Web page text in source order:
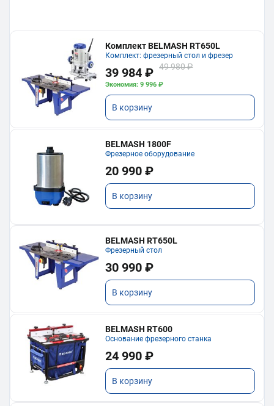
Комплект BELMASH RT650L
Комплект: фрезерный стол и фрезер
39 984 ₽ 49 980 ₽
Экономия: 9 996 ₽
В корзину
BELMASH 1800F
Фрезерное оборудование
20 990 ₽
В корзину
BELMASH RT650L
Фрезерный стол
30 990 ₽
В корзину
BELMASH RT600
Основание фрезерного станка
24 990 ₽
В корзину